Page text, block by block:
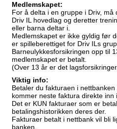
Medlemskapet:
For å delta i en gruppe i Driv,
Driv IL hovedlag og deretter
eller barna deltar i.
Medlemskapet er ikke gyldig før
er spilleberettiget for Driv ILs
Barneulykkesforsikringen opp til
medlemskapet er betalt.
(Over 13 år er det
Viktig info:
Betaler du fakturaen i
kommer neste faktura direkte inn
Det er KUN fakturaer som er
betalingshistorikken deres der.
Fakturaer betalt i nettbank vil bli
banken.